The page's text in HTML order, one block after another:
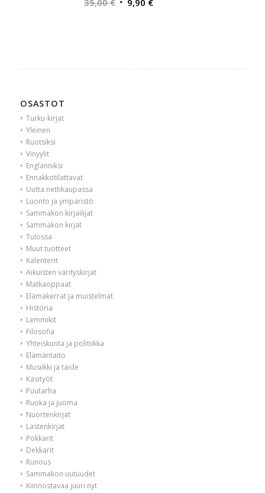
35,00€ 9,90 €
OSASTOT
Turku-kirjat
Yleinen
Ruotsiksi
Vinyylit
Englanniksi
Ennakkotilattavat
Uutta nettikaupassa
Luonto ja ympäristö
Sammakon kirjailijat
Sammakon kirjat
Tulossa
Muut tuotteet
Kalenterit
Aikuisten värityskirjat
Matkaoppaat
Elämäkerrat ja muistelmat
Historia
Lemmikit
Filosofia
Yhteiskunta ja politiikka
Elämäntaito
Musiikki ja taide
Käsityöt
Puutarha
Ruoka ja juoma
Nuortenkirjat
Lastenkirjat
Pokkarit
Dekkarit
Runous
Sammakon uutuudet
Kiinnostavaa juuri nyt